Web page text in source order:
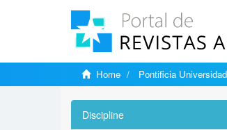
Home Pontificia
Discipline